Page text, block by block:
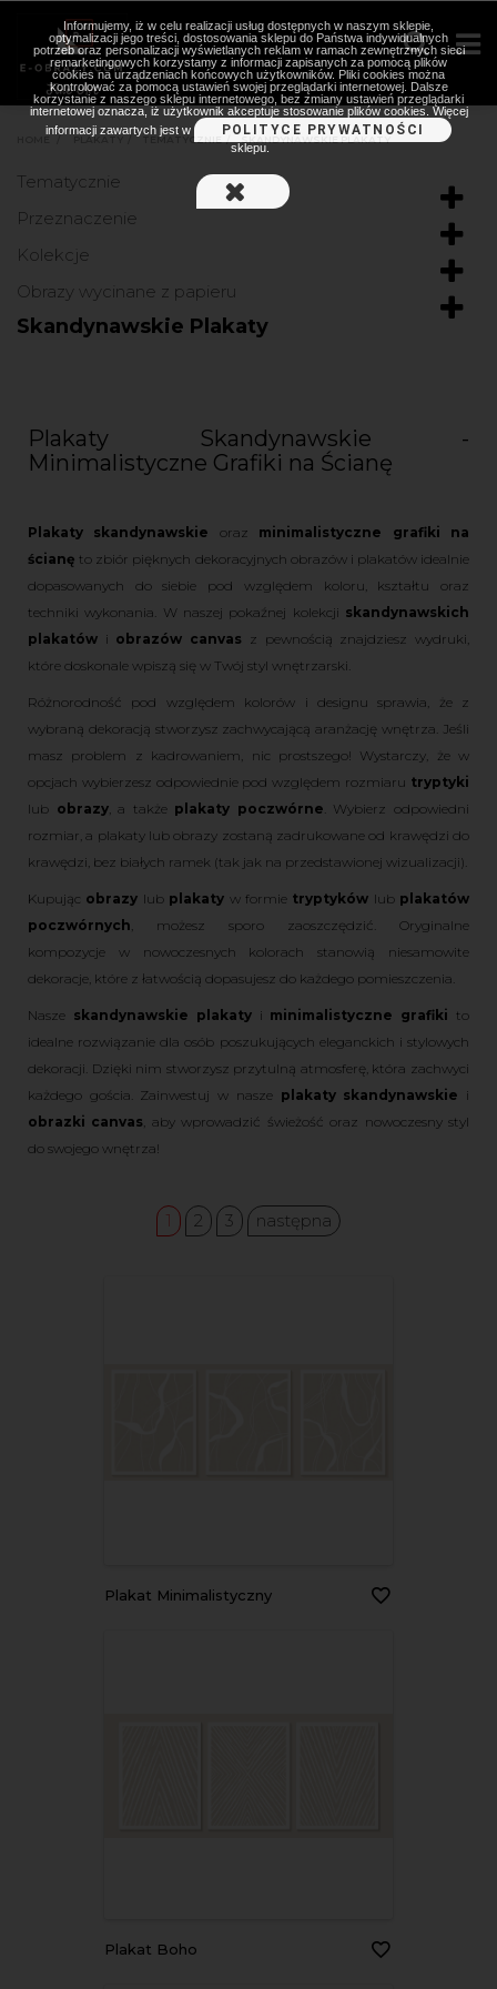
PLAKATY > TEMATYCZNIE
Tematycznie
Przeznaczenie
Kolekcje
Obrazy wycinane z papieru
Skandynawskie Plakaty
Plakaty Skandynawskie -
Minimalistyczne Grafiki na Ścianę
Plakaty skandynawskie oraz minimalistyczne grafiki na
ścianę to zbiór pięknych dekoracyjnych obrazów i plakatów idealnie
dopasowanych do siebie pod względem koloru, kształtu oraz
techniki wykonania. W naszej pokaźnej kolekcji skandynawskich
plakatów i obrazów canvas z pewnością znajdziesz wydruki,
które doskonale wpiszą się w Twój styl wnętrzarski.
Różnorodność pod względem kolorów i designu sprawia, że z
wybraną dekoracją stworzysz zachwycającą aranżację wnętrza. Jeśli
masz problem z kadrowaniem, nic prostszego! Wystarczy, że w
opcjach wybierzesz odpowiednie pod względem rozmiaru tryptyki
lub obrazy, a także plakaty poczwórne. Wybierz odpowiedni
rozmiar, a plakaty lub obrazy zostaną zadrukowane od krawędzi do
krawędzi, bez białych ramek (tak jak na przedstawionej wizualizacji).
Kupując obrazy lub plakaty w formie tryptyków lub plakatów
poczwórnych, możesz sporo zaoszczędzić. Oryginalne
kompozycje w nowoczesnych kolorach stanowią niesamowite
dekoracje, które z łatwością dopasujesz do każdego pomieszczenia.
Nasze skandynawskie plakatyi minimalistyczne grafiki to
idealne rozwiązanie dla osób poszukujących eleganckich i stylowych
dekoracji. Dzięki nim stworzysz przytulną atmosferę, która zachwyci
każdego gościa. Zainwestuj w nasze plakaty skandynawskie i
obrazki canvas, aby wprowadzić świeżość oraz nowoczesny styl
do swojego wnętrza!
1 2 3 następna
Plakat Minimalistyczny
Plakat Boho
Informujemy, iż w celu realizacji usług dostępnych w naszym sklepie,
optymalizacji jego treści, dostosowania sklepu do Państwa indywidualnych
potrzeb oraz personalizacji wyświetlanych reklam w ramach zewnętrznych sieci
remarketingowych korzystamy z informacji zapisanych za pomocą plików
cookies na urządzeniach końcowych użytkowników. Pliki cookies można
kontrolować za pomocą ustawień swojej przeglądarki internetowej. Dalsze
korzystanie z naszego sklepu internetowego, bez zmiany ustawień przeglądarki
internetowej oznacza, iż użytkownik akceptuje stosowanie plików cookies. Więcej
informacji zawartych jest w
POLITYCE PRYWATNOŚCI
sklepu.